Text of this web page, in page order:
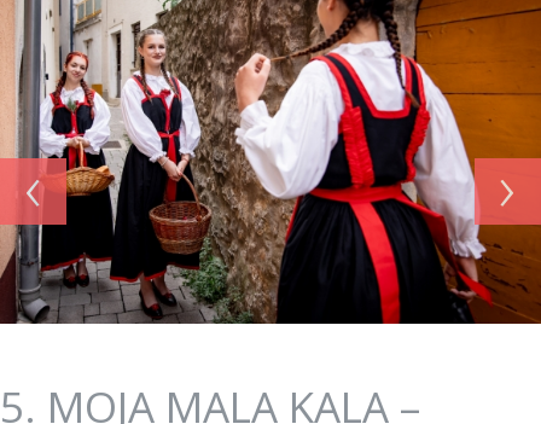
‹ ›
5. MOJA MALA KALA –